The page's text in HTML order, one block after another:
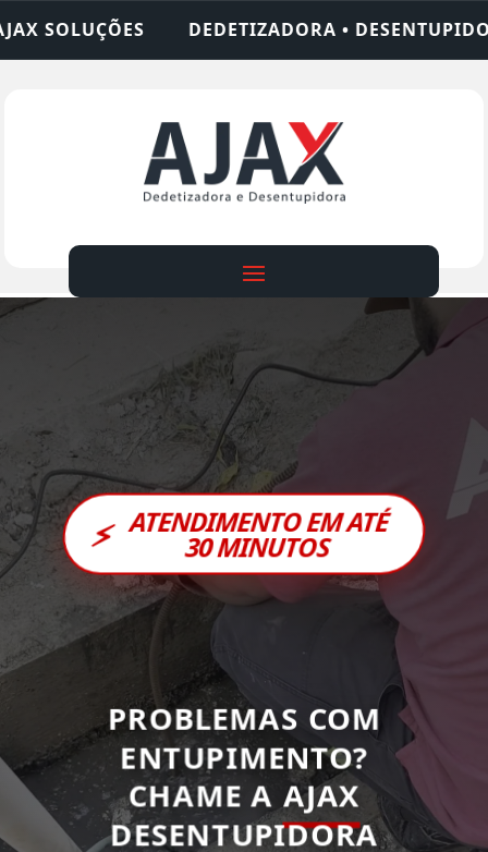
• DESENTUPIDORA • LIMPEZA DE
⚡ ATENDIMENTO EM ATÉ
30 MINUTOS
PROBLEMAS COM
ENTUPIMENTO?
CHAME A AJAX
DESENTUPIDORA